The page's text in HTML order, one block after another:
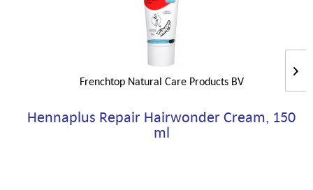
Frenchtop Natural Care Products BV
Hennaplus Repair Hairwonder Cream, 150
ml